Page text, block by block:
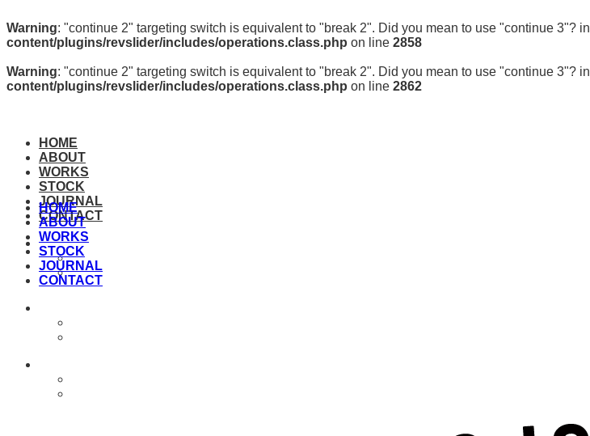
Warning: "continue 2" targeting switch is equivalent to "break 2". Did you mean to use "continue 3"? in
content/plugins/revslider/includes/operations.class.php on line 2858
Warning: "continue 2" targeting switch is equivalent to "break 2". Did you mean to use "continue 3"? in
content/plugins/revslider/includes/operations.class.php on line 2862
HOME
ABOUT
WORKS
STOCK
JOURNAL
CONTACT
HOME
ABOUT
WORKS
STOCK
JOURNAL
CONTACT